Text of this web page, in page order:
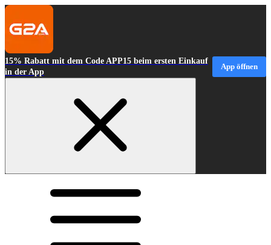
15% Rabatt mit dem Code APP15 beim ersten Einkauf
in der App
App öffnen